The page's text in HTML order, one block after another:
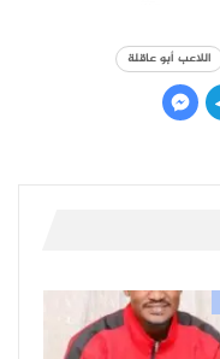
اللاعب أبو عاقلة